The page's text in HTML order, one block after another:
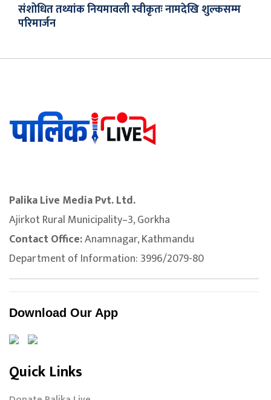
संशोधित तथ्यांक नियमावली स्वीकृतः नामदेखि शुल्कसम्म
परिमार्जन
Palika Live Media Pvt. Ltd.
Ajirkot Rural Municipality–3, Gorkha
Contact Office:Anamnagar, Kathmandu
Department of Information: 3996/2079-80
Download Our App
Quick Links